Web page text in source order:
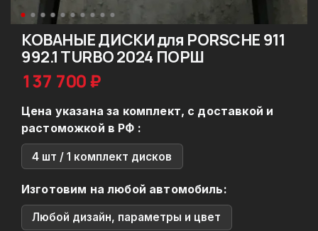
КОВАНЫЕ ДИСКИ для PORSCHE 911
992.1 TURBO 2024 ПОРШ
137 700 ₽
Цена указана за комплект, с доставкой и
растоможкой в РФ :
4 шт / 1 комплект дисков
Изготовим на любой автомобиль:
Любой дизайн, параметры и цвет